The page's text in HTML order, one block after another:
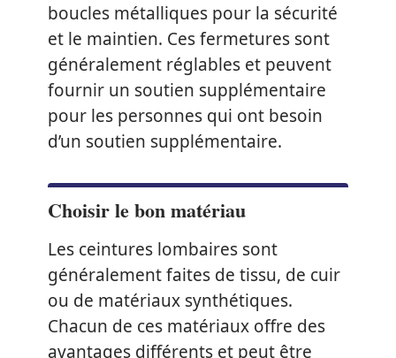
boucles métalliques pour la sécurité
et le maintien. Ces fermetures sont
généralement réglables et peuvent
fournir un soutien supplémentaire
pour les personnes qui ont besoin
d’un soutien supplémentaire.
Choisir le bon matériau
Les ceintures lombaires sont
généralement faites de tissu, de cuir
ou de matériaux synthétiques.
Chacun de ces matériaux offre des
avantages différents et peut être